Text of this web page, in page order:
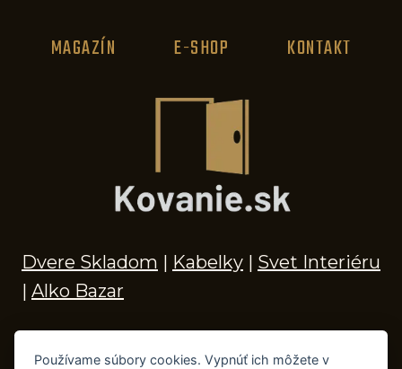
MAGAZÍN E-SHOP KONTAKT
Dvere Skladom | Kabelky | Svet Interiéru
| Alko Bazar
Používame súbory cookies. Vypnúť ich môžete v